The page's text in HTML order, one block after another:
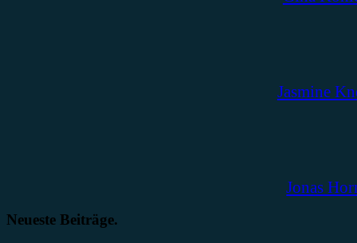
Jasmine
Jonas
Neueste Beiträge.